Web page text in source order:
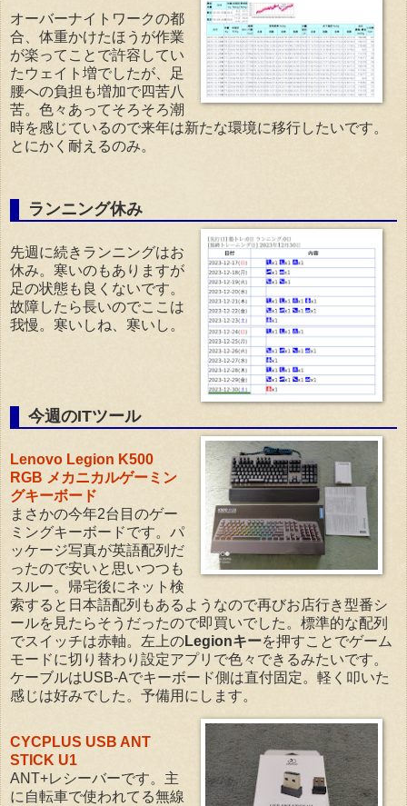
オーバーナイトワークの都
合、体重かけたほうが作業
が楽ってことで許容してい
たウェイト増でしたが、足
腰への負担も増加で四苦八
苦。色々あってそろそろ潮
時を感じているので来年は新たな環境に移行したいです。
とにかく耐えるのみ。
ランニング休み
先週に続きランニングはお
休み。寒いのもありますが
足の状態も良くないです。
故障したら長いのでここは
我慢。寒いしね、寒いし。
今週のITツール
Lenovo Legion K500
RGB メカニカルゲーミン
グキーボード
まさかの今年2台目のゲー
ミングキーボードです。パ
ッケージ写真が英語配列だ
ったので安いと思いつつも
スルー。帰宅後にネット検
索すると日本語配列もあるようなので再びお店行き型番シ
ールを見たらそうだったので即買いでした。標準的な配列
でスイッチは赤軸。左上のLegionキーを押すことでゲーム
モードに切り替わり設定アプリで色々できるみたいです。
ケーブルはUSB-Aでキーボード側は直付固定。軽く叩いた
感じは好みでした。予備用にします。
CYCPLUS USB ANT
STICK U1
ANT+レシーバーです。主
に自転車で使われてる無線